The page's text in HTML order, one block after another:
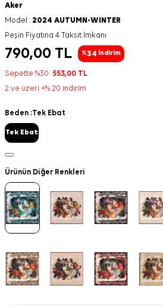
Aker
Model : 2024 AUTUMN-WINTER
Peşin Fiyatına 4 Taksit İmkanı
790,00 TL %34 İndirim
Sepette %30 553,00 TL
2 ve üzeri +% 20 indirim
Beden :Tek Ebat
Tek Ebat
Ürünün Diğer Renkleri